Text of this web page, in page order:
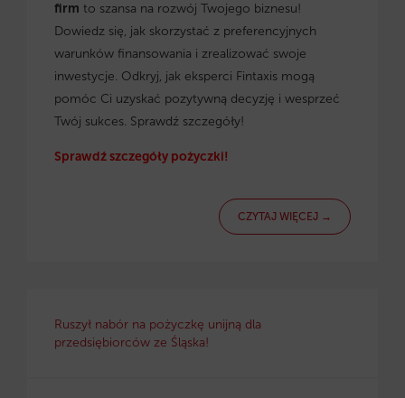
firm to szansa na rozwój Twojego biznesu!
Dowiedz się, jak skorzystać z preferencyjnych
warunków finansowania i zrealizować swoje
inwestycje. Odkryj, jak eksperci Fintaxis mogą
pomóc Ci uzyskać pozytywną decyzję i wesprzeć
Twój sukces. Sprawdź szczegóły!
Sprawdź szczegóły pożyczki!
CZYTAJ WIĘCEJ →
Ruszył nabór na pożyczkę unijną dla
przedsiębiorców ze Śląska!